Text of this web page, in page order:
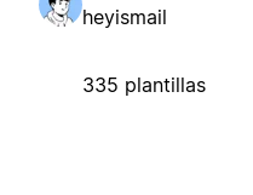
heyismail
335 plantillas